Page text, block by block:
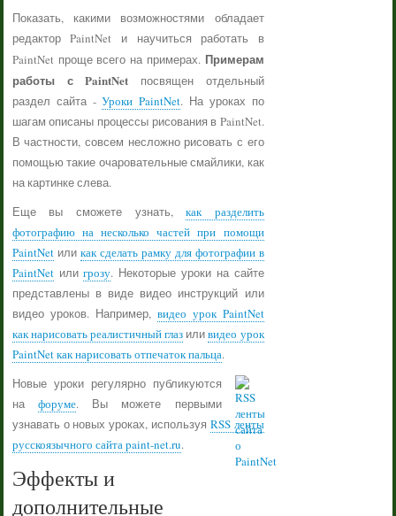
Показать, какими возможностями обладает
редактор PaintNet и научиться работать в
PaintNet проще всего на примерах. Примерам
работы с PaintNet посвящен отдельный
раздел сайта -Уроки PaintNet. На уроках по
шагам описаны процессы рисования в PaintNet.
В частности, совсем несложно рисовать с его
помощью такие очаровательные смайлики, как
на картинке слева.
Еще вы сможете узнать,как разделить
фотографию на несколько частей при помощи
PaintNetили как сделать рамку для фотографии в
PaintNetилигрозу. Некоторые уроки на сайте
представлены в виде видео инструкций или
видео уроков. Например, видео урок PaintNet
как нарисовать реалистичный глаз иливидео урок
PaintNet как нарисовать отпечаток пальца.
Новые уроки регулярно публикуются
нафоруме. Вы можете первыми
узнавать о новых уроках, используя RSS ленты
русскоязычного сайта paint-net.ru.
Эффекты и
дополнительные